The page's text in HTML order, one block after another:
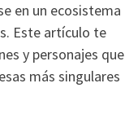
en un ecosistema
Este artículo te
y personajes que
más singulares